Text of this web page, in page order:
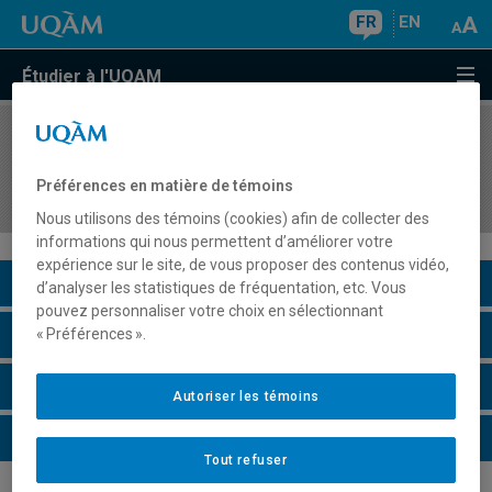
FR EN
Étudier à l'UQAM
COURS//
informatiques
Description du cours
Horaire - Été 2026
Horaire - Automne 2026
Horaire - Hiver 2027
Préférences en matière de témoins
Nous utilisons des témoins (cookies) afin de collecter des
informations qui nous permettent d’améliorer votre
expérience sur le site, de vous proposer des contenus vidéo,
d’analyser les statistiques de fréquentation, etc. Vous
pouvez personnaliser votre choix en sélectionnant
« Préférences ».
Tout refuser
Autoriser les témoins